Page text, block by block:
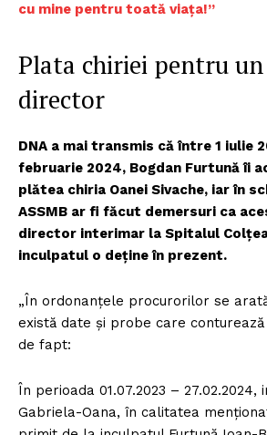
cu mine pentru toată viaţa!”
Plata chiriei pentru
director
DNA a mai transmis că între 1 iulie
februarie 2024, Bogdan Furtună îi
plătea chiria Oanei Sivache, iar în
ASSMB ar fi făcut demersuri ca
director interimar la Spitalul
inculpatul o deține în prezent.
„În ordonanțele procurorilor se
există date și probe care
de fapt:
În perioada 01.07.2023 – 27.02.2024,
Gabriela-Oana, în calitatea